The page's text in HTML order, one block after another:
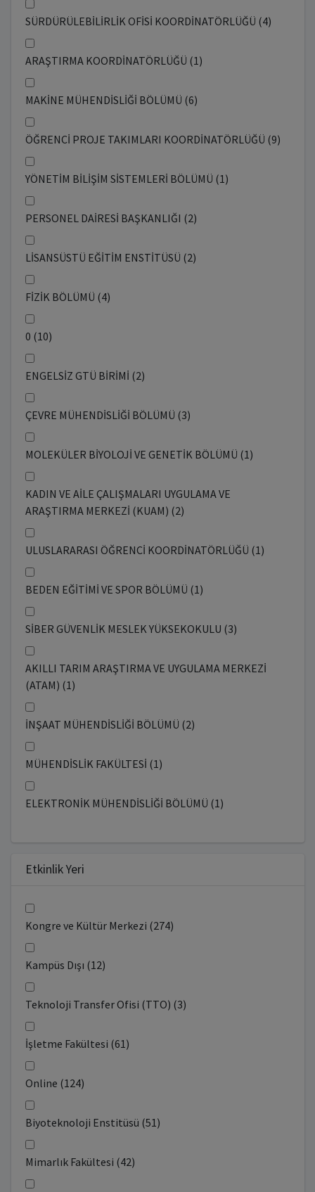
SÜRDÜRÜLEBİLİRLİK OFİSİ KOORDİNATÖRLÜĞÜ (4)
ARAŞTIRMA KOORDİNATÖRLÜĞÜ (1)
MAKİNE MÜHENDİSLİĞİ BÖLÜMÜ (6)
ÖĞRENCİ PROJE TAKIMLARI KOORDİNATÖRLÜĞÜ (9)
YÖNETİM BİLİŞİM SİSTEMLERİ BÖLÜMÜ (1)
PERSONEL DAİRESİ BAŞKANLIĞI (2)
LİSANSÜSTÜ EĞİTİM ENSTİTÜSÜ (2)
FİZİK BÖLÜMÜ (4)
0 (10)
ENGELSİZ GTÜ BİRİMİ (2)
ÇEVRE MÜHENDİSLİĞİ BÖLÜMÜ (3)
MOLEKÜLER BİYOLOJİ VE GENETİK BÖLÜMÜ (1)
KADIN VE AİLE ÇALIŞMALARI UYGULAMA VE
ARAŞTIRMA MERKEZİ (KUAM) (2)
ULUSLARARASI ÖĞRENCİ KOORDİNATÖRLÜĞÜ (1)
BEDEN EĞİTİMİ VE SPOR BÖLÜMÜ (1)
SİBER GÜVENLİK MESLEK YÜKSEKOKULU (3)
AKILLI TARIM ARAŞTIRMA VE UYGULAMA MERKEZİ
(ATAM) (1)
İNŞAAT MÜHENDİSLİĞİ BÖLÜMÜ (2)
MÜHENDİSLİK FAKÜLTESİ (1)
ELEKTRONİK MÜHENDİSLİĞİ BÖLÜMÜ (1)
Etkinlik Yeri
Kongre ve Kültür Merkezi (274)
Kampüs Dışı (12)
Teknoloji Transfer Ofisi (TTO) (3)
İşletme Fakültesi (61)
Online (124)
Biyoteknoloji Enstitüsü (51)
Mimarlık Fakültesi (42)